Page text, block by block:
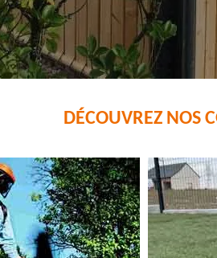
DÉCOUVREZ NOS